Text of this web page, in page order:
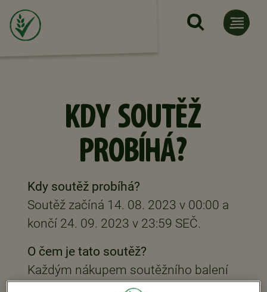
Přejít k hlavnímu obsahu
KDY SOUTĚŽ
PROBÍHÁ?
Kdy soutěž probíhá?
Soutěž začíná 14. 08. 2023 v 00:00 a
končí 24. 09. 2023 v 23:59 SEČ.
O čem je tato soutěž?
Každým nákupem soutěžního balení
vašich oblíbených snídaňových